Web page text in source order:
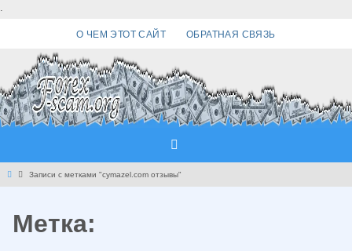
.
О ЧЕМ ЭТОТ САЙТ ОБРАТНАЯ СВЯЗЬ
Главная
Записи с метками "cymazel.com отзывы"
Метка: